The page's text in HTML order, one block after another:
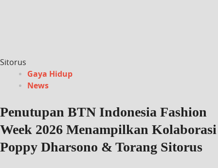
Sitorus
Gaya Hidup
News
Penutupan BTN Indonesia Fashion
Week 2026 Menampilkan Kolaborasi
Poppy Dharsono & Torang Sitorus